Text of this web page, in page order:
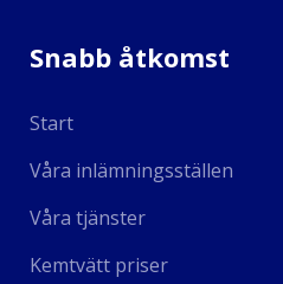
Snabb åtkomst
Start
Våra inlämningsställen
Våra tjänster
Kemtvätt priser